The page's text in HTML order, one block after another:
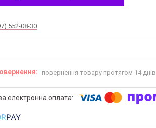
552-08-30
повернення товару протягом 14 днів